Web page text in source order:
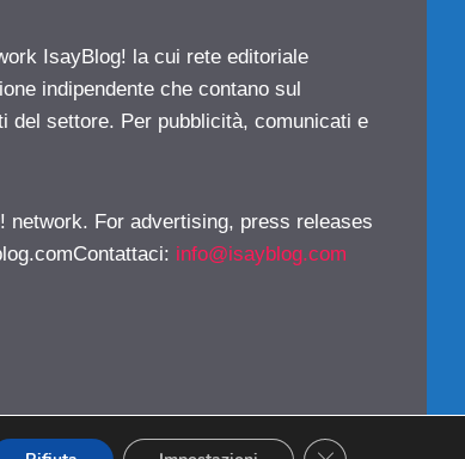
IsayBlog! la cui rete editoriale
indipendente che contano sul
del settore. Per pubblicità, comunicati e
For advertising, press releases
: info@isayblog.com
CLOSE GDPR